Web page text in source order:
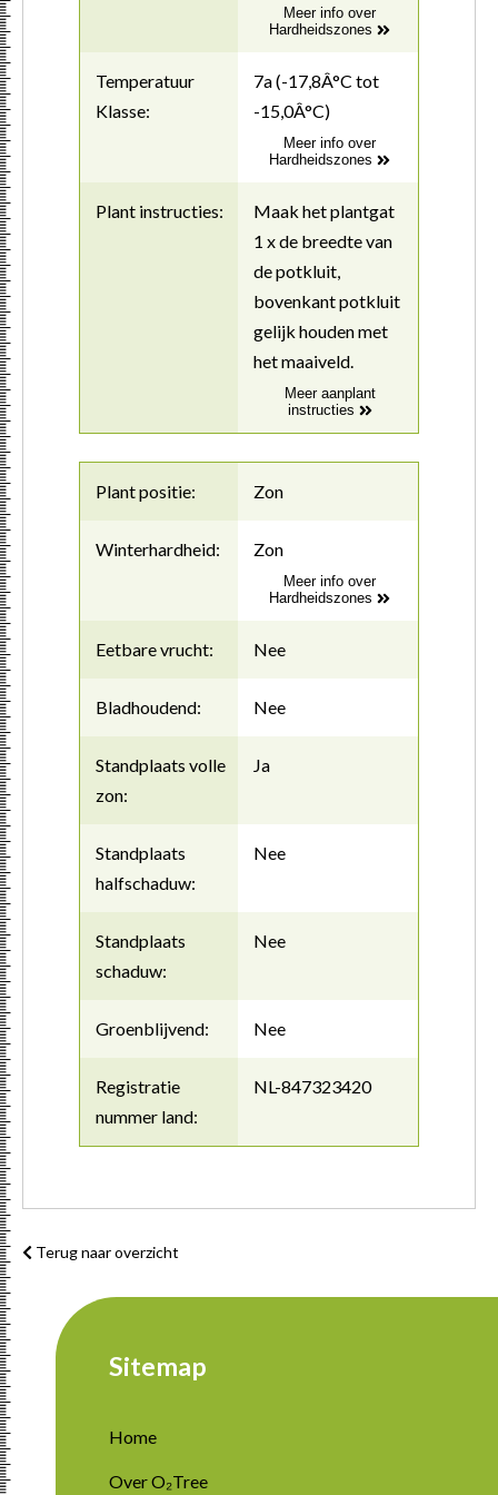
Meer info over
Hardheidszones
Temperatuur
Klasse:
7a (-17,8Â°C tot
-15,0Â°C)
Meer info over
Hardheidszones
Plant instructies:
Maak het plantgat
1 x de breedte van
de potkluit,
bovenkant potkluit
gelijk houden met
het maaiveld.
Meer aanplant
instructies
Plant positie: Zon
Winterhardheid: Zon
Meer info over
Hardheidszones
Eetbare vrucht: Nee
Bladhoudend: Nee
Standplaats volle
zon:
Ja
Standplaats
halfschaduw:
Nee
Standplaats
schaduw:
Nee
Groenblijvend: Nee
Registratie
nummer land:
NL-847323420
Terug naar overzicht
Sitemap
Home
Over O₂Tree